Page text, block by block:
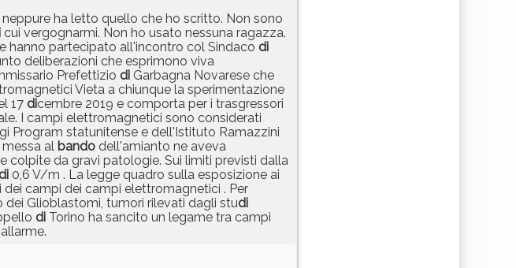
ha letto quello che ho scritto. Non sono
cui vergognarmi. Non ho usato nessuna ragazza.
hanno partecipato all'incontro col Sindaco di
deliberazioni che esprimono viva
Prefettizio di Garbagna Novarese che
Vieta a chiunque la sperimentazione
17 dicembre 2019 e comporta per i trasgressori
I campi elettromagnetici sono considerati
Program statunitense e dell'Istituto Ramazzini
al bando dell'amianto ne aveva
colpite da gravi patologie. Sui limiti previsti dalla
di 0,6 V/m . La legge quadro sulla esposizione ai
campi dei campi elettromagnetici . Per
Glioblastomi, tumori rilevati dagli studi
di Torino ha sancito un legame tra campi